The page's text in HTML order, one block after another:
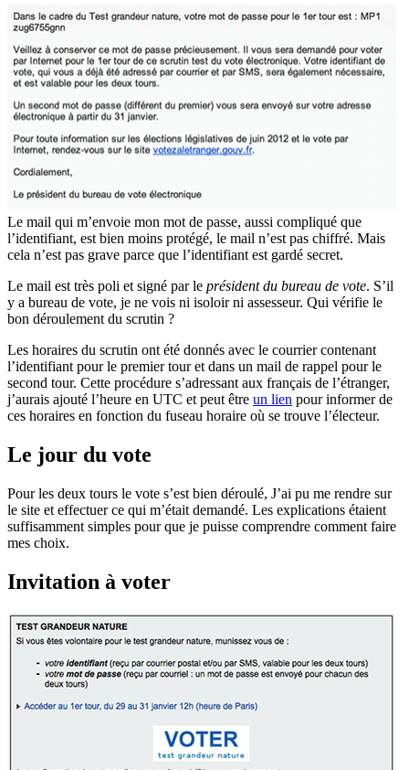
Le mail qui m’envoie mon mot de passe, aussi compliqué que
l’identifiant, est bien moins protégé, le mail n’est pas chiffré. Mais
cela n’est pas grave parce que l’identifiant est gardé secret.
Le mail est très poli et signé par le président du bureau de vote. S’il
y a bureau de vote, je ne vois ni isoloir ni assesseur. Qui vérifie le
bon déroulement du scrutin ?
Les horaires du scrutin ont été donnés avec le courrier contenant
l’identifiant pour le premier tour et dans un mail de rappel pour le
second tour. Cette procédure s’adressant aux français de l’étranger,
j’aurais ajouté l’heure en UTC et peut être un lien pour informer de
ces horaires en fonction du fuseau horaire où se trouve l’électeur.
Le jour du vote
Pour les deux tours le vote s’est bien déroulé, J’ai pu me rendre sur
le site et effectuer ce qui m’était demandé. Les explications étaient
suffisamment simples pour que je puisse comprendre comment faire
mes choix.
Invitation à voter